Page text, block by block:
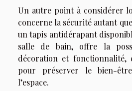
Un autre point à considérer
concerne la sécurité autant
untapis antidérapant
salle de bain, offre la
décoration et fonctionnalité,
pour préserver le bien-
l’espace.